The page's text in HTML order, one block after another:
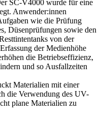
SC-V4000 wurde für eine
Anwender:innen
wie die Prüfung
Düsenprüfungen sowie den
von der
der Medienhöhe
die Betriebseffizienz,
und so Ausfallzeiten
Materialien mit einer
die Verwendung des UV-
plane Materialien zu